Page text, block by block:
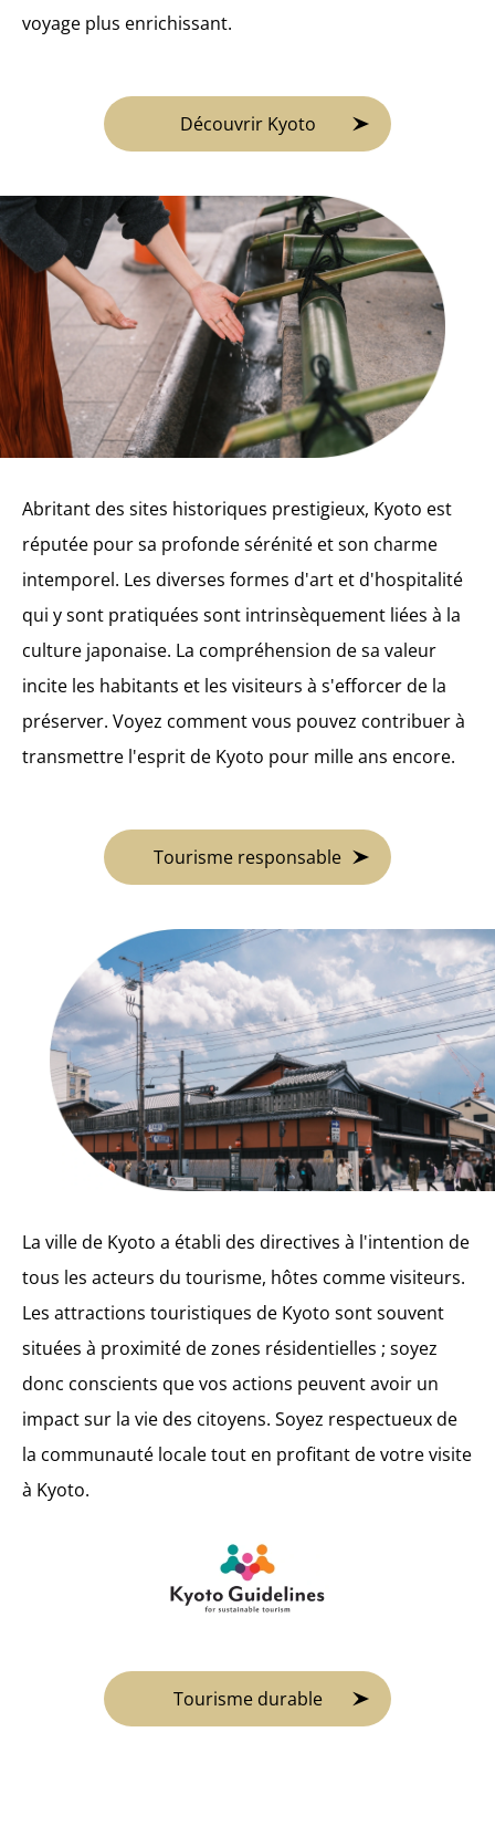
voyage plus enrichissant.
Découvrir Kyoto
Abritant des sites historiques prestigieux, Kyoto est
réputée pour sa profonde sérénité et son charme
intemporel. Les diverses formes d'art et d'hospitalité
qui y sont pratiquées sont intrinsèquement liées à la
culture japonaise. La compréhension de sa valeur
incite les habitants et les visiteurs à s'efforcer de la
préserver. Voyez comment vous pouvez contribuer à
transmettre l'esprit de Kyoto pour mille ans encore.
Tourisme responsable
La ville de Kyoto a établi des directives à l'intention de
tous les acteurs du tourisme, hôtes comme visiteurs.
Les attractions touristiques de Kyoto sont souvent
situées à proximité de zones résidentielles ; soyez
donc conscients que vos actions peuvent avoir un
impact sur la vie des citoyens. Soyez respectueux de
la communauté locale tout en profitant de votre visite
à Kyoto.
Tourisme durable